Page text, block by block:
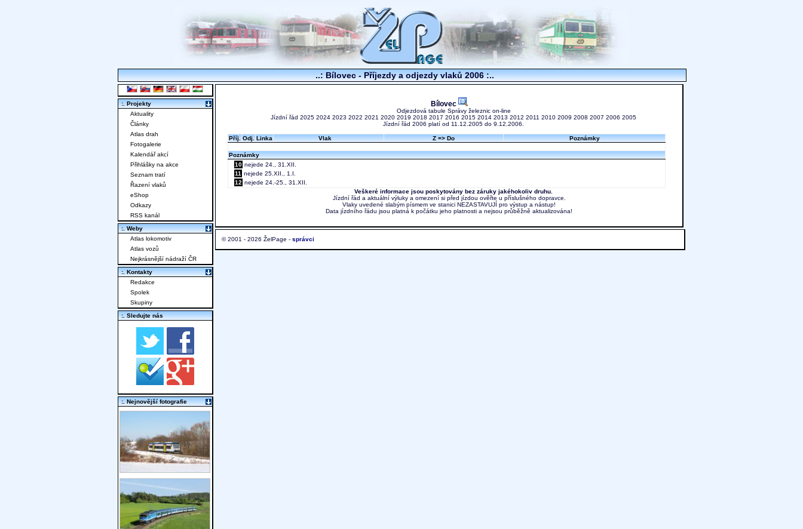
..: Bílovec - Příjezdy a odjezdy vlaků 2006 :..
Bílovec
Odjezdová tabule Správy železnic on-line
Jízdní řád 2025 2024 2023 2022 2021 2020 2019 2018 2017 2016 2015 2014 2013 2012 2011 2010 2009 2008 2007 2006 2005
Jízdní řád 2006 platí od 11.12.2005 do 9.12.2006.
Příj. Odj. Linka Vlak Z => Do Poznámky
Poznámky
10 nejede 24., 31.XII.
11 nejede 25.XII., 1.I.
12 nejede 24.-25., 31.XII.
Veškeré informace jsou poskytovány bez záruky jakéhokoliv druhu.
Jízdní řád a aktuální výluky a omezení si před jízdou ověřte u příslušného dopravce.
Vlaky uvedené slabým písmem ve stanici NEZASTAVUJÍ pro výstup a nástup!
Data jízdního řádu jsou platná k počátku jeho platnosti a nejsou průběžně aktualizována!
© 2001 - 2026 ŽelPage - správci
:. Projekty
Aktuality
Články
Atlas drah
Fotogalerie
Kalendář akcí
Přihlášky na akce
Seznam tratí
Řazení vlaků
eShop
Odkazy
RSS kanál
:. Weby
Atlas lokomotiv
Atlas vozů
Nejkrásnější nádraží ČR
:. Kontakty
Redakce
Spolek
Skupiny
:. Sledujte nás
:. Nejnovější fotografie